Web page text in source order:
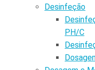
Desinfeção
PH/C